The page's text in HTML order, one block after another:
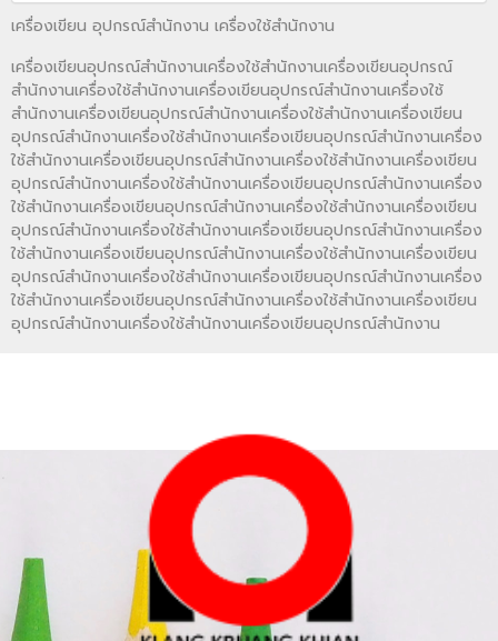
เครื่องเขียน อุปกรณ์สำนักงาน เครื่องใช้สำนักงาน
เครื่องเขียนอุปกรณ์สำนักงานเครื่องใช้สำนักงานเครื่องเขียนอุปกรณ์
สำนักงานเครื่องใช้สำนักงานเครื่องเขียนอุปกรณ์สำนักงานเครื่องใช้
สำนักงานเครื่องเขียนอุปกรณ์สำนักงานเครื่องใช้สำนักงานเครื่องเขียน
อุปกรณ์สำนักงานเครื่องใช้สำนักงานเครื่องเขียนอุปกรณ์สำนักงานเครื่อง
ใช้สำนักงานเครื่องเขียนอุปกรณ์สำนักงานเครื่องใช้สำนักงานเครื่องเขียน
อุปกรณ์สำนักงานเครื่องใช้สำนักงานเครื่องเขียนอุปกรณ์สำนักงานเครื่อง
ใช้สำนักงานเครื่องเขียนอุปกรณ์สำนักงานเครื่องใช้สำนักงานเครื่องเขียน
อุปกรณ์สำนักงานเครื่องใช้สำนักงานเครื่องเขียนอุปกรณ์สำนักงานเครื่อง
ใช้สำนักงานเครื่องเขียนอุปกรณ์สำนักงานเครื่องใช้สำนักงานเครื่องเขียน
อุปกรณ์สำนักงานเครื่องใช้สำนักงานเครื่องเขียนอุปกรณ์สำนักงานเครื่อง
ใช้สำนักงานเครื่องเขียนอุปกรณ์สำนักงานเครื่องใช้สำนักงานเครื่องเขียน
อุปกรณ์สำนักงานเครื่องใช้สำนักงานเครื่องเขียนอุปกรณ์สำนักงาน